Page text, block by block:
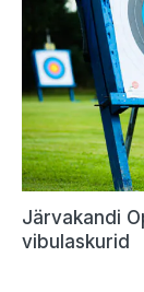
Järvakandi
vibulaskurid